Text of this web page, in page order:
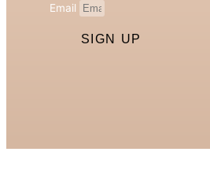
Email
SIGN UP